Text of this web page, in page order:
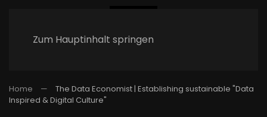
Zum Hauptinhalt springen
Home
The Data Economist | Establishing sustainable "Data
Inspired & Digital Culture"